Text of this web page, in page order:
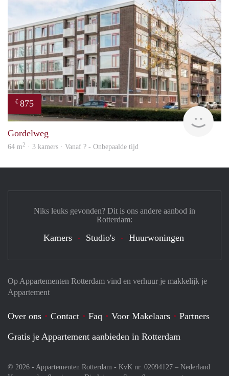
€ 875
Gordelweg
64 m2 · 3 kamers · Vanaf ? - Onbepaalde tijd
Op Appartementen Rotterdam vind en verhuur je makkelijk je
Appartement
Over ons Contact Faq Voor Makelaars
Partners
Gratis je Appartement aanbieden in Rotterdam
© 2026 - Appartementen Rotterdam - KvK nr. 02094127 – Nederland
Niks leuks gevonden? Dit is ons andere aanbod in
Rotterdam:
Kamers Studio's Huurwoningen